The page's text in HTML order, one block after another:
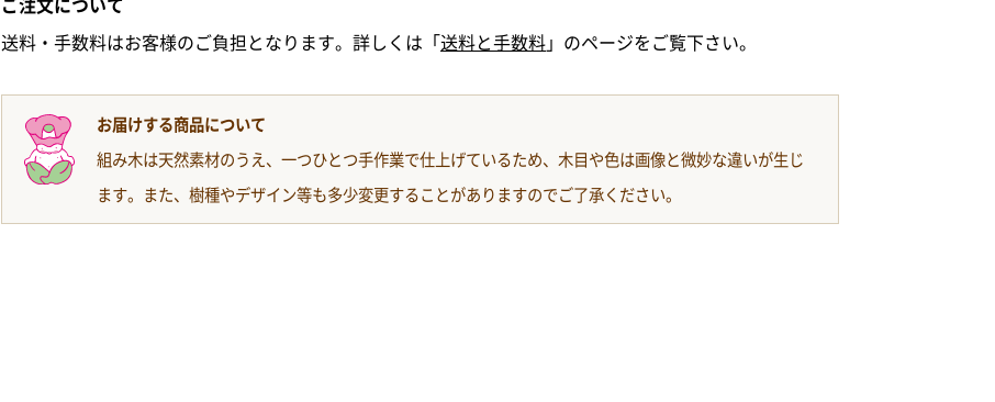
送料・手数料はお客様のご負担となります。詳しくは「送料と手数料」のページをご覧下さい。
お届けする商品について
組み木は天然素材のうえ、一つひとつ手作業で仕上げているため、木目や色は画像と微妙な違いが生じ
ます。また、樹種やデザイン等も多少変更することがありますのでご了承ください。